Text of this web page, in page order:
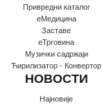
Привредни каталог
еМедицина
Заставе
еТрговина
Музички садржаји
Ћирилизатор - Конвертор
НОВОСТИ
Најновије